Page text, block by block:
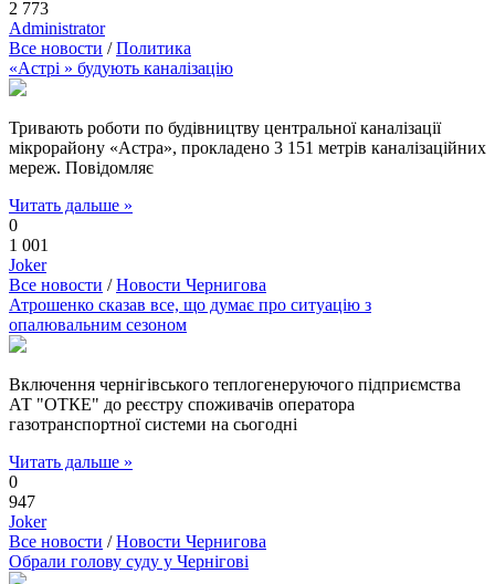
2 773
Administrator
Все новости /Политика
«Астрі » будують каналізацію
Тривають роботи по будівництву центральної каналізації
мікрорайону «Астра», прокладено 3 151 метрів каналізаційних
мереж. Повідомляє
Читать дальше »
0
1 001
Joker
Все новости /Новости Чернигова
Атрошенко сказав все, що думає про ситуацію з
опалювальним сезоном
Включення чернігівського теплогенеруючого підприємства
АТ "ОТКЕ" до реєстру споживачів оператора
газотранспортної системи на сьогодні
Читать дальше »
0
947
Joker
Все новости /Новости Чернигова
Обрали голову суду у Чернігові